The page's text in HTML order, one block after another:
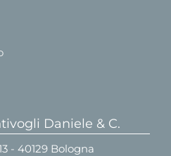
Daniele & C.
- 40129 Bologna